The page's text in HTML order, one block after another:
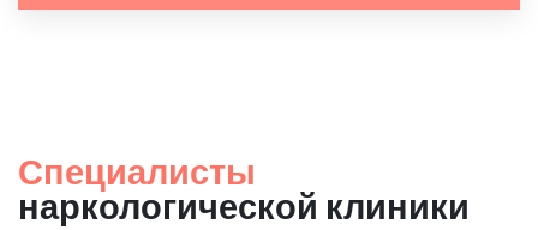
Специалисты
наркологической клиники